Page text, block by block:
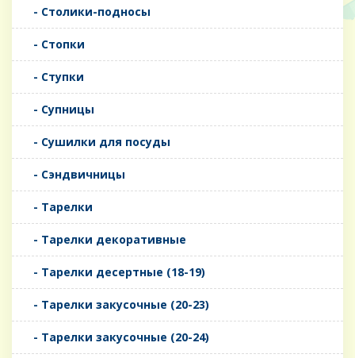
- Столики-подносы
- Стопки
- Ступки
- Супницы
- Сушилки для посуды
- Сэндвичницы
- Тарелки
- Тарелки декоративные
- Тарелки десертные (18-19)
- Тарелки закусочные (20-23)
- Тарелки закусочные (20-24)